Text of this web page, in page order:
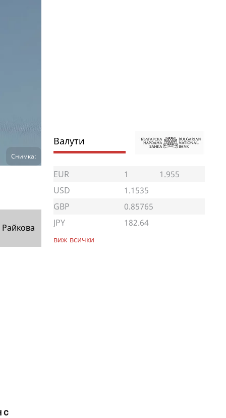
Снимка:
с
Валути
EUR 1
1.955
USD
1.1535
GBP
0.85765
JPY
182.64
виж всички